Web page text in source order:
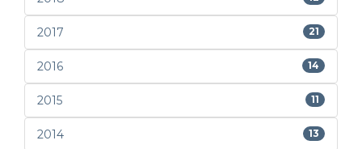
2017 21
2016 14
2015 11
2014 13